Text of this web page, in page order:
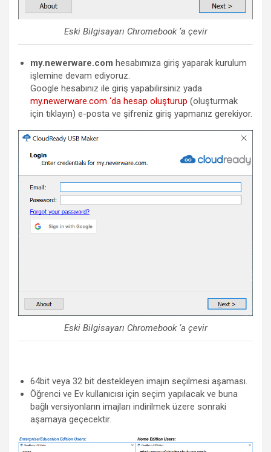
Eski Bilgisayarı Chromebook ‘a çevir
my.newerware.com hesabımıza giriş yaparak kurulum
işlemine devam ediyoruz.
Google hesabınız ile giriş yapabilirsiniz yada
my.newerware.com ‘da hesap oluşturup (oluşturmak
için tıklayın) e-posta ve şifreniz giriş yapmanız gerekiyor.
Eski Bilgisayarı Chromebook ‘a çevir
64bit veya 32 bit destekleyen imajın seçilmesi aşaması.
Öğrenci ve Ev kullanıcısı için seçim yapılacak ve buna
bağlı versiyonların imajları indirilmek üzere sonraki
aşamaya geçecektir.